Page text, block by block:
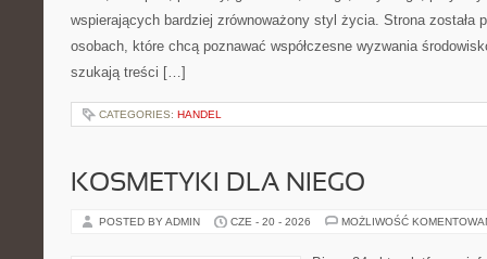
wspierających bardziej zrównoważony styl życia. Strona została
osobach, które chcą poznawać współczesne wyzwania
szukają treści […]
CATEGORIES: HANDEL
KOSMETYKI DLA NIEGO
POSTED BY ADMIN CZE - 20 - 2026 MOŻLIWOŚĆ